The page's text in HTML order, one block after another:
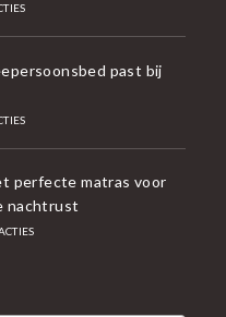
past bij
perfecte matras voor
nachtrust